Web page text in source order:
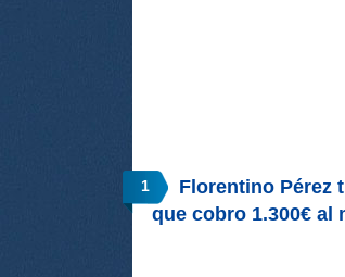
1
Florentino Pérez
que cobro 1.300€ al